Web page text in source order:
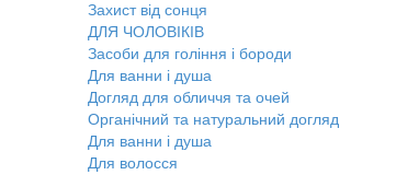
Захист від сонця
ДЛЯ ЧОЛОВІКІВ
Засоби для гоління і бороди
Для ванни і душа
Догляд для обличчя та очей
Органічний та натуральний догляд
Для ванни і душа
Для волосся